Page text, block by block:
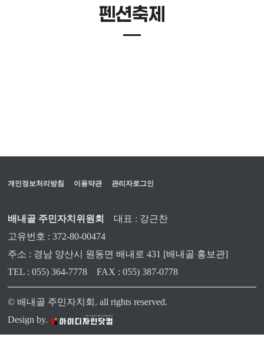
펜션축제
개인정보처리방침 이용약관 관리자로그인
배내골 주민자치위원회
대표 : 강근찬
고유번호 : 372-80-00474
주소 : 경남 양산시 원동면 배내로 431 [배내골 홍보관]
TEL : 055) 364-7778
FAX : 055) 387-0778
© 배내골 주민자치회. all rights reserved.
Design by.